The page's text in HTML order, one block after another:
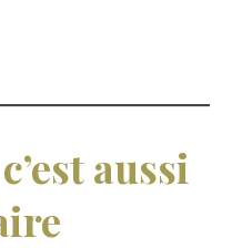
aussi